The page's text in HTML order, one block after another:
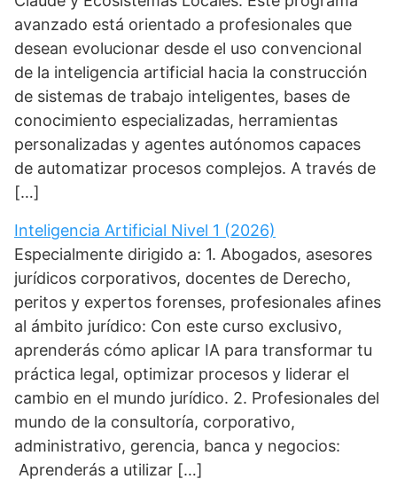
avanzado está orientado a profesionales que
desean evolucionar desde el uso convencional
de la inteligencia artificial hacia la construcción
de sistemas de trabajo inteligentes, bases de
conocimiento especializadas, herramientas
personalizadas y agentes autónomos capaces
de automatizar procesos complejos. A través de
[…]
Inteligencia Artificial Nivel 1 (2026)
Especialmente dirigido a: 1. Abogados, asesores
jurídicos corporativos, docentes de Derecho,
peritos y expertos forenses, profesionales afines
al ámbito jurídico: Con este curso exclusivo,
aprenderás cómo aplicar IA para transformar tu
práctica legal, optimizar procesos y liderar el
cambio en el mundo jurídico. 2. Profesionales del
mundo de la consultoría, corporativo,
administrativo, gerencia, banca y negocios:
Aprenderás a utilizar […]